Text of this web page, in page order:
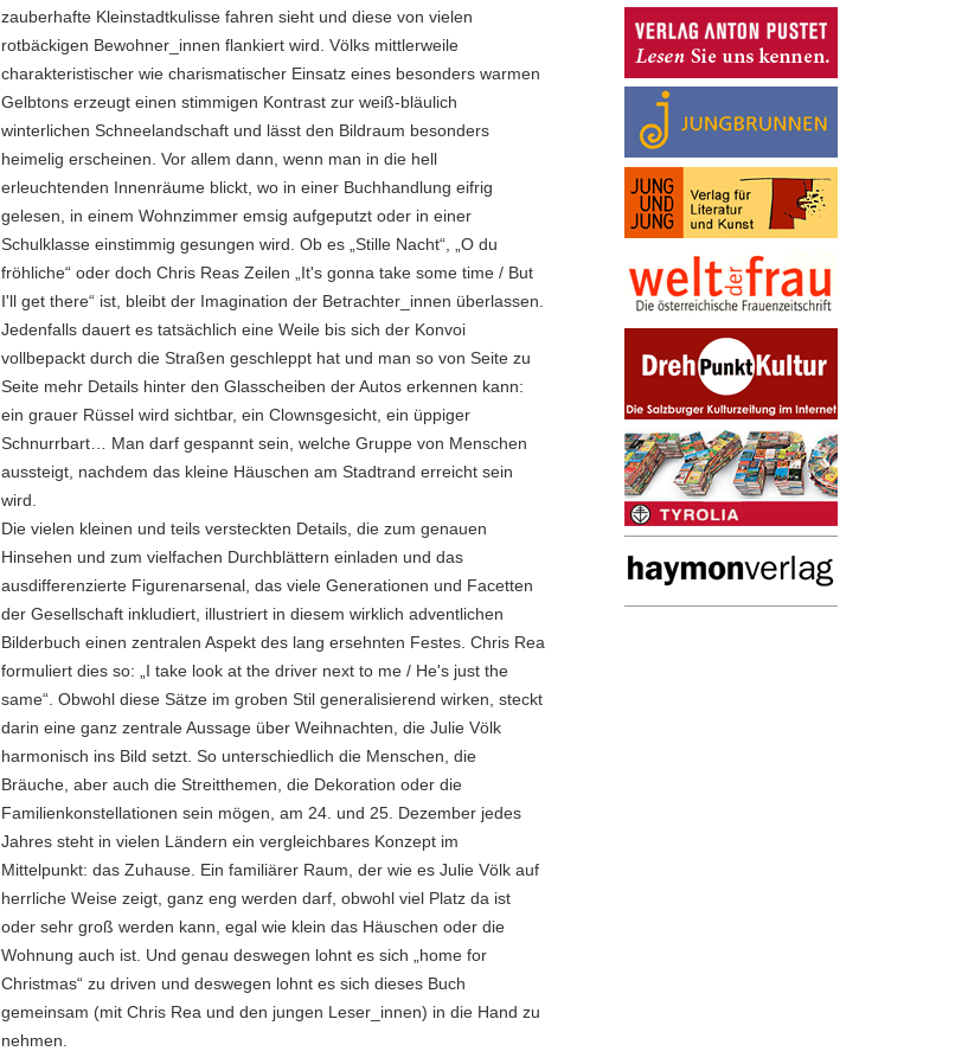
zauberhafte Kleinstadtkulisse fahren sieht und diese von vielen
rotbäckigen Bewohner_innen flankiert wird. Völks mittlerweile
charakteristischer wie charismatischer Einsatz eines besonders warmen
Gelbtons erzeugt einen stimmigen Kontrast zur weiß-bläulich
winterlichen Schneelandschaft und lässt den Bildraum besonders
heimelig erscheinen. Vor allem dann, wenn man in die hell
erleuchtenden Innenräume blickt, wo in einer Buchhandlung eifrig
gelesen, in einem Wohnzimmer emsig aufgeputzt oder in einer
Schulklasse einstimmig gesungen wird. Ob es „Stille Nacht“, „O du
fröhliche“ oder doch Chris Reas Zeilen „It's gonna take some time / But
I'll get there“ ist, bleibt der Imagination der Betrachter_innen überlassen.
Jedenfalls dauert es tatsächlich eine Weile bis sich der Konvoi
vollbepackt durch die Straßen geschleppt hat und man so von Seite zu
Seite mehr Details hinter den Glasscheiben der Autos erkennen kann:
ein grauer Rüssel wird sichtbar, ein Clownsgesicht, ein üppiger
Schnurrbart… Man darf gespannt sein, welche Gruppe von Menschen
aussteigt, nachdem das kleine Häuschen am Stadtrand erreicht sein
wird.
Die vielen kleinen und teils versteckten Details, die zum genauen
Hinsehen und zum vielfachen Durchblättern einladen und das
ausdifferenzierte Figurenarsenal, das viele Generationen und Facetten
der Gesellschaft inkludiert, illustriert in diesem wirklich adventlichen
Bilderbuch einen zentralen Aspekt des lang ersehnten Festes. Chris Rea
formuliert dies so: „I take look at the driver next to me / He's just the
same“. Obwohl diese Sätze im groben Stil generalisierend wirken, steckt
darin eine ganz zentrale Aussage über Weihnachten, die Julie Völk
harmonisch ins Bild setzt. So unterschiedlich die Menschen, die
Bräuche, aber auch die Streitthemen, die Dekoration oder die
Familienkonstellationen sein mögen, am 24. und 25. Dezember jedes
Jahres steht in vielen Ländern ein vergleichbares Konzept im
Mittelpunkt: das Zuhause. Ein familiärer Raum, der wie es Julie Völk auf
herrliche Weise zeigt, ganz eng werden darf, obwohl viel Platz da ist
oder sehr groß werden kann, egal wie klein das Häuschen oder die
Wohnung auch ist. Und genau deswegen lohnt es sich „home for
Christmas“ zu driven und deswegen lohnt es sich dieses Buch
gemeinsam (mit Chris Rea und den jungen Leser_innen) in die Hand zu
nehmen.